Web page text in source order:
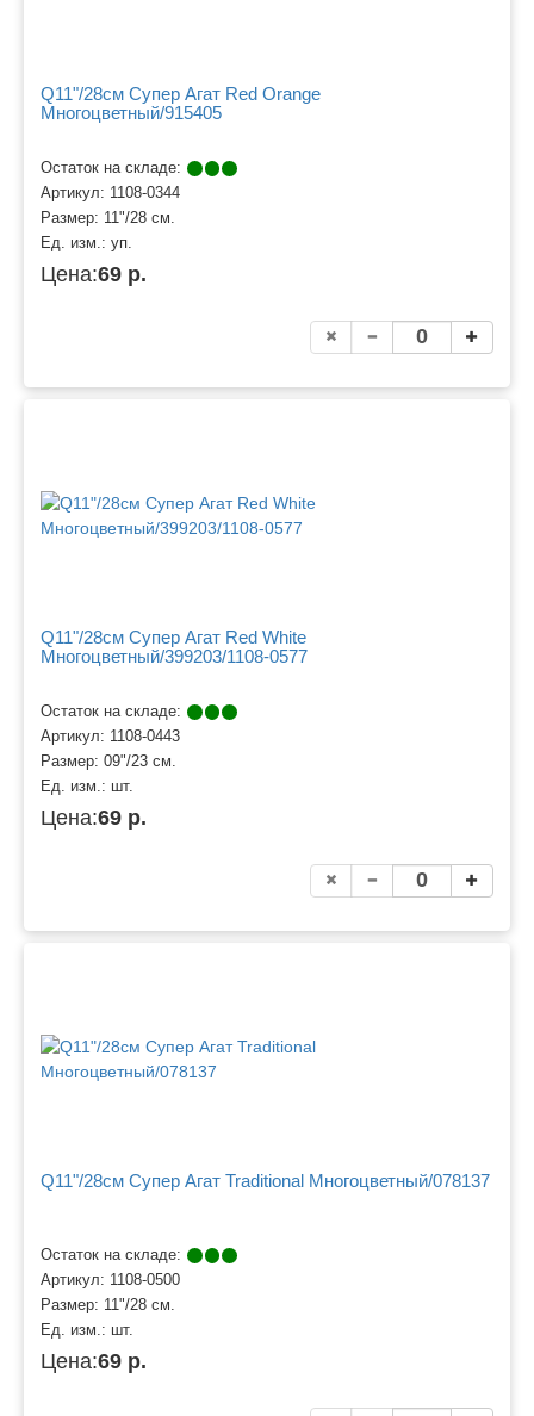
Q11"/28см Супер Агат Red Orange
Многоцветный/915405
Остаток на складе:
Артикул: 1108-0344
Размер: 11"/28 см.
Ед. изм.: уп.
Цена:69 р.
Q11"/28см Супер Агат Red White
Многоцветный/399203/1108-0577
Остаток на складе:
Артикул: 1108-0443
Размер: 09"/23 см.
Ед. изм.: шт.
Цена:69 р.
Q11"/28см Супер Агат Traditional Многоцветный/078137
Остаток на складе:
Артикул: 1108-0500
Размер: 11"/28 см.
Ед. изм.: шт.
Цена:69 р.